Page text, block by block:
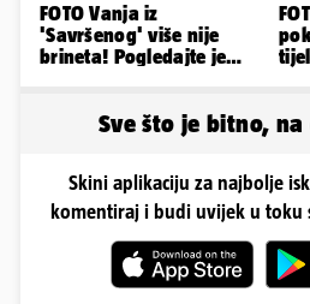
FOTO Vanja iz
'Savršenog' više nije
brineta! Pogledajte je
Sve što je bitno,
Skini aplikaciju za najbolje
komentiraj i budi uvijek u toku